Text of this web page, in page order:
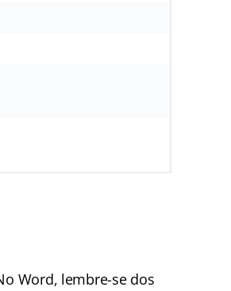
Word, lembre-se dos